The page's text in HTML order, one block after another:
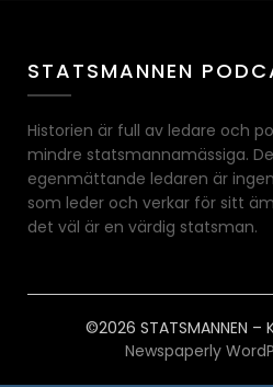
STATSMANNEN
Historien är full av ledare och
mindre statsmannamässiga.
egenmättande ledaren är
som leder och verkar för sitt
det väl är en värdig statsman.
©2026 STATSMANNEN –
Newspaperly